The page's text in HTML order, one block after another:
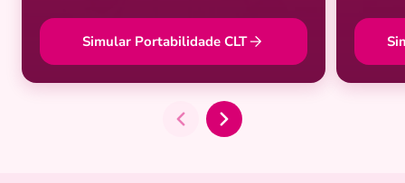
Simular Portabilidade CLT